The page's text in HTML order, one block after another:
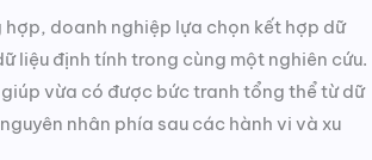
hợp, doanh nghiệp lựa chọn kết hợp dữ
liệu định tính trong cùng một nghiên cứu.
vừa có được bức tranh tổng thể từ dữ
nhân phía sau các hành vi và xu